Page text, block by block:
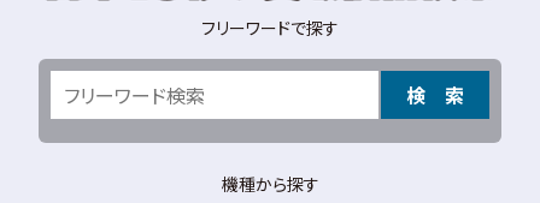
フリーワードで探す
検 索
機種から探す